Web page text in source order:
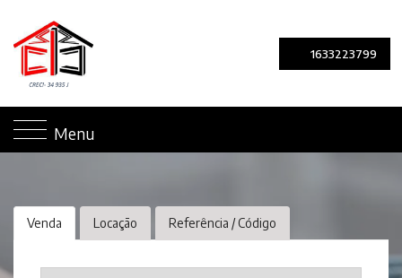
1633223799
Menu
Venda Locação Referência / Código